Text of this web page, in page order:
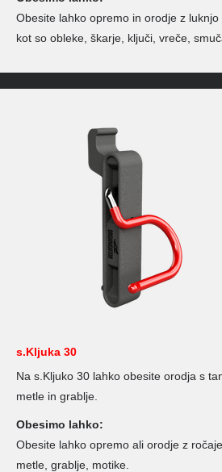
Obesite lahko opremo in orodje z luknjo
kot so obleke, škarje, ključi, vreče,
s.Kljuka 30
Na s.Kljuko 30 lahko obesite orodja s
metle in grablje.
Obesimo lahko:
Obesite lahko opremo ali orodje z
metle, grablje, motike.